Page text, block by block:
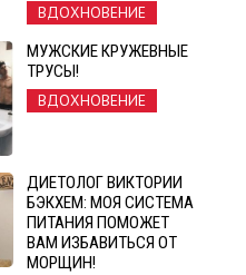
ВДОХНОВЕНИЕ
МУЖСКИЕ КРУЖЕВНЫЕ
ТРУСЫ!
ВДОХНОВЕНИЕ
ДИЕТОЛОГ ВИКТОРИИ
БЭКХЕМ: МОЯ СИСТЕМА
ПИТАНИЯ ПОМОЖЕТ
ВАМ ИЗБАВИТЬСЯ ОТ
МОРЩИН!